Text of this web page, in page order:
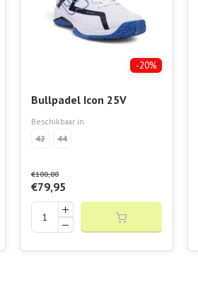
-20%
Bullpadel Icon 25V
Beschikbaar in
42
44
€100,00
€79,95